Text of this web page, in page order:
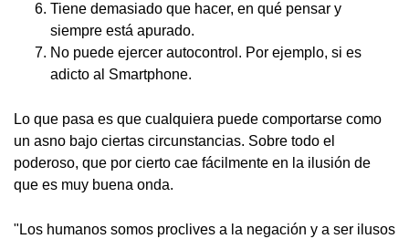
Tiene demasiado que hacer, en qué pensar y
siempre está apurado.
No puede ejercer autocontrol. Por ejemplo, si es
adicto al Smartphone.
Lo que pasa es que cualquiera puede comportarse como
un asno bajo ciertas circunstancias. Sobre todo el
poderoso, que por cierto cae fácilmente en la ilusión de
que es muy buena onda.
"Los humanos somos proclives a la negación y a ser ilusos